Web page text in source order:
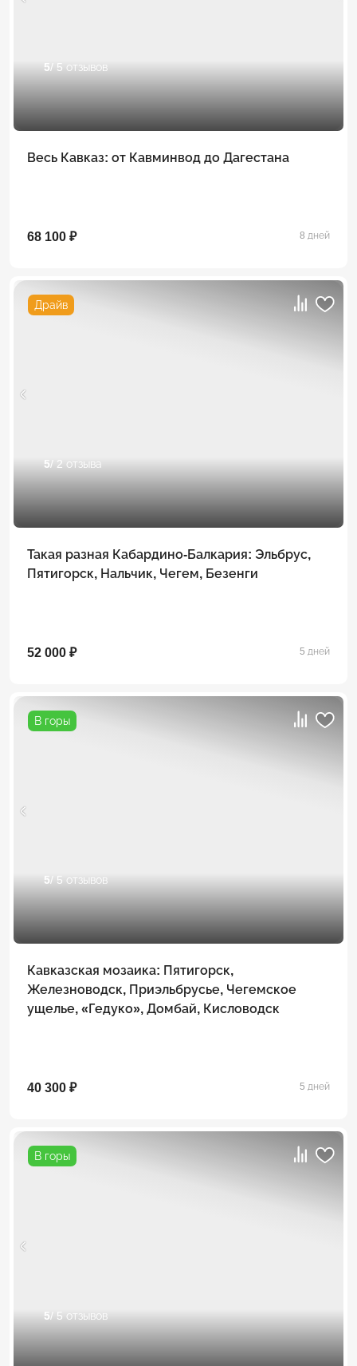
5/ 5 отзывов
Весь Кавказ: от Кавминвод до Дагестана
68 100 ₽ 8 дней
Драйв
5/ 2 отзыва
Такая разная Кабардино-Балкария: Эльбрус,
Пятигорск, Нальчик, Чегем, Безенги
52 000 ₽ 5 дней
В горы
5/ 5 отзывов
Кавказская мозаика: Пятигорск,
Железноводск, Приэльбрусье, Чегемское
ущелье, «Гедуко», Домбай, Кисловодск
40 300 ₽ 5 дней
В горы
5/ 5 отзывов